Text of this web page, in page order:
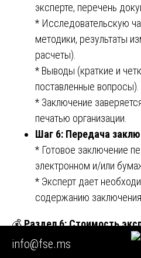
эксперте, перечень
* Исследовательскую
методики, результаты
расчеты).
* Выводы (краткие и
поставленные вопросы).
* Заключение
печатью организации.
Шаг 6: Передача
* Готовое заключение
электронном и/или
* Эксперт дает
содержанию
💰Раздел 6: Стоимость
кухни в Москве и МО
info@fse.ms